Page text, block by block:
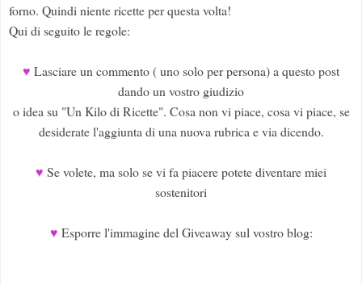
forno. Quindi niente ricette per questa volta!
Qui di seguito le regole:
♥ Lasciare un commento ( uno solo per persona) a questo post
dando un vostro giudizio
o idea su "Un Kilo di Ricette". Cosa non vi piace, cosa vi piace, se
desiderate l'aggiunta di una nuova rubrica e via dicendo.
♥ Se volete, ma solo se vi fa piacere potete diventare miei
sostenitori
♥ Esporre l'immagine del Giveaway sul vostro blog: